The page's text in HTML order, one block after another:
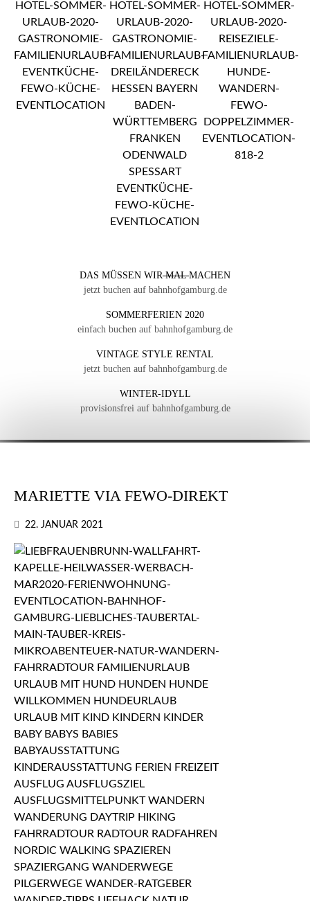
DAS MÜSSEN WIRMALMACHEN
jetzt buchen auf bahnhofgamburg.de
SOMMERFERIEN 2020
einfach buchen auf bahnhofgamburg.de
VINTAGE STYLE RENTAL
jetzt buchen auf bahnhofgamburg.de
WINTER-IDYLL
provisionsfrei auf bahnhofgamburg.de
MARIETTE VIA FEWO-DIREKT
22. JANUAR 2021